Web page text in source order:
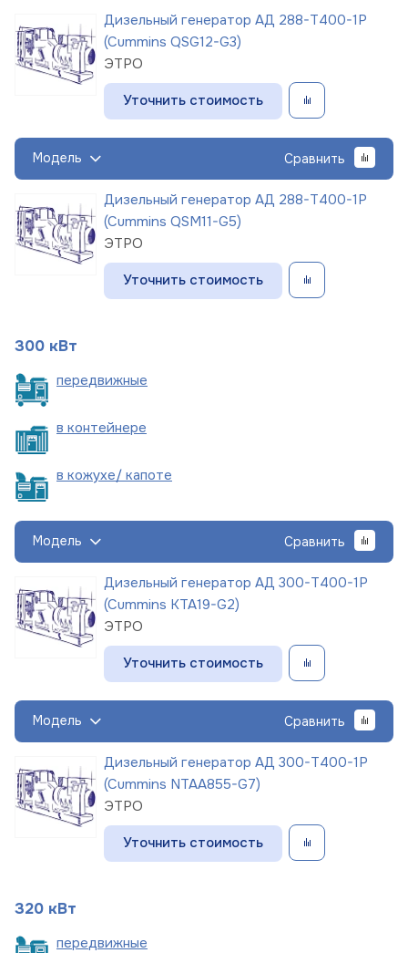
Дизельный генератор АД 288-Т400-1Р
(Cummins QSG12-G3)
ЭТРО
Уточнить стоимость
Модель Сравнить
Дизельный генератор АД 288-Т400-1Р
(Cummins QSM11-G5)
ЭТРО
Уточнить стоимость
300 кВт
передвижные
в контейнере
в кожухе/ капоте
Модель Сравнить
Дизельный генератор АД 300-Т400-1Р
(Cummins KTA19-G2)
ЭТРО
Уточнить стоимость
Модель Сравнить
Дизельный генератор АД 300-Т400-1Р
(Cummins NTAA855-G7)
ЭТРО
Уточнить стоимость
320 кВт
передвижные